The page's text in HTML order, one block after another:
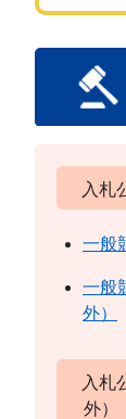
入札
一般
一般
外）
入札
外）